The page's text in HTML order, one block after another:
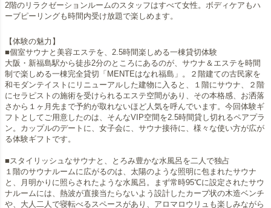
2階のリラクゼーションルームのスタッフはすべて女性。ボディケアもハ
ーブピーリングも時間内受け放題で楽しめます。
【体験の魅力】
■個室サウナと美容エステを、2.5時間楽しめる一棟貸切体験
大阪・新福島駅から徒歩2分のところにあるのが、サウナ＆エステを時間
制で楽しめる一棟完全貸切「MENTEはなれ福島」。２階建ての古民家を
和モダンテイストにリニューアルした建物に入ると、１階にサウナ、２階
にセラピストの施術を受けられるエステ空間があり、その本格感、お洒落
さから１ヶ月先まで予約が取れないほど人気を呼んでいます。今回体験ギ
フトとしてご用意したのは、そんなVIP空間を2.5時間貸し切れるペアプラ
ン。カップルのデートに、女子会に、サウナ接待に、様々な使い方が広が
る体験ギフトです。
■スタイリッシュなサウナと、とろみ豊かな水風呂を二人で独占
１階のサウナルームに広がるのは、太陽のような照明に包まれたサウナ
と、月明かりに照らされたような水風呂。まず常時95℃に設定されたサウ
ナルームには、熱波が直接当たらないよう設計したカーブ状の木造ベンチ
や、大人二人で寝転べるスペースがあり、アロマロウリュも楽しみながら